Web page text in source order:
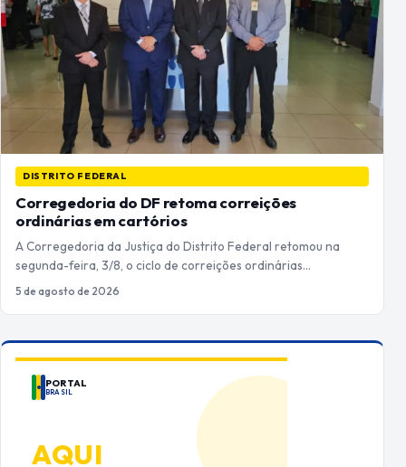
DISTRITO FEDERAL
Corregedoria do DF retoma correições
ordinárias em cartórios
A Corregedoria da Justiça do Distrito Federal retomou na
segunda-feira, 3/8, o ciclo de correições ordinárias…
5 de agosto de 2026
PORTAL
BRASIL
AQUI